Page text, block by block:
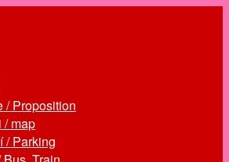
/ Proposition
/ map
/ Parking